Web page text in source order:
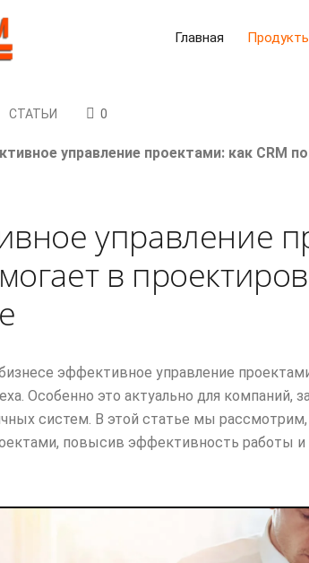
Главная
СТАТЬИ 0
управление проектами: как CRM
управление
в
эффективное управление
Особенно это актуально для компаний,
систем. В этой статье мы
повысив эффективность работы